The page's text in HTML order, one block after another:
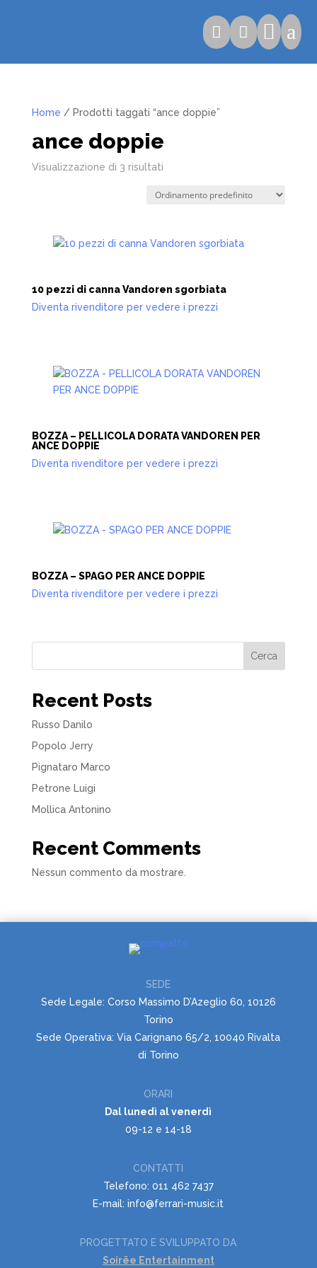
   a
Home / Prodotti taggati “ance doppie”
ance doppie
Visualizzazione di 3 risultati
10 pezzi di canna Vandoren sgorbiata
Diventa rivenditore per vedere i prezzi
BOZZA – PELLICOLA DORATA VANDOREN PER
ANCE DOPPIE
Diventa rivenditore per vedere i prezzi
BOZZA – SPAGO PER ANCE DOPPIE
Diventa rivenditore per vedere i prezzi
Cerca
Recent Posts
Russo Danilo
Popolo Jerry
Pignataro Marco
Petrone Luigi
Mollica Antonino
Recent Comments
Nessun commento da mostrare.
SEDE
Sede Legale: Corso Massimo D’Azeglio 60, 10126
Torino
Sede Operativa: Via Carignano 65/2, 10040 Rivalta
di Torino
ORARI
Dal lunedì al venerdì
09-12 e 14-18
CONTATTI
Telefono: 011 462 7437
E-mail: info@ferrari-music.it
PROGETTATO E SVILUPPATO DA
Soirëe Entertainment